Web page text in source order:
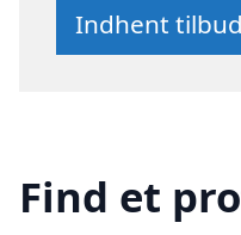
Indhent
Find et